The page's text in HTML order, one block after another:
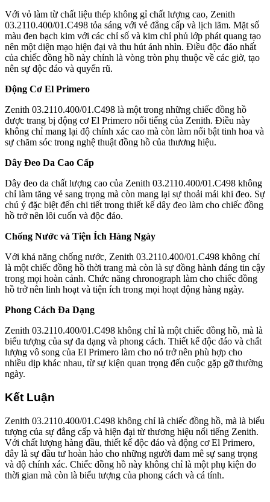
Với vỏ làm từ chất liệu thép không gỉ chất lượng cao, Zenith
03.2110.400/01.C498 tỏa sáng với vẻ đẳng cấp và lịch lãm. Mặt số
màu đen bạch kim với các chỉ số và kim chỉ phủ lớp phát quang tạo
nên một diện mạo hiện đại và thu hút ánh nhìn. Điều độc đáo nhất
của chiếc đồng hồ này chính là vòng tròn phụ thuộc về các giờ, tạo
nên sự độc đáo và quyến rũ.
Động Cơ El Primero
Zenith 03.2110.400/01.C498 là một trong những chiếc đồng hồ
được trang bị động cơ El Primero nổi tiếng của Zenith. Điều này
không chỉ mang lại độ chính xác cao mà còn làm nổi bật tinh hoa và
sự chăm sóc trong nghệ thuật đồng hồ của thương hiệu.
Dây Đeo Da Cao Cấp
Dây đeo da chất lượng cao của Zenith 03.2110.400/01.C498 không
chỉ làm tăng vẻ sang trọng mà còn mang lại sự thoải mái khi đeo. Sự
chú ý đặc biệt đến chi tiết trong thiết kế dây đeo làm cho chiếc đồng
hồ trở nên lôi cuốn và độc đáo.
Chống Nước và Tiện Ích Hàng Ngày
Với khả năng chống nước, Zenith 03.2110.400/01.C498 không chỉ
là một chiếc đồng hồ thời trang mà còn là sự đồng hành đáng tin cậy
trong mọi hoàn cảnh. Chức năng chronograph làm cho chiếc đồng
hồ trở nên linh hoạt và tiện ích trong mọi hoạt động hàng ngày.
Phong Cách Đa Dạng
Zenith 03.2110.400/01.C498 không chỉ là một chiếc đồng hồ, mà là
biểu tượng của sự đa dạng và phong cách. Thiết kế độc đáo và chất
lượng vô song của El Primero làm cho nó trở nên phù hợp cho
nhiều dịp khác nhau, từ sự kiện quan trọng đến cuộc gặp gỡ thường
ngày.
Kết Luận
Zenith 03.2110.400/01.C498 không chỉ là chiếc đồng hồ, mà là biểu
tượng của sự đẳng cấp và hiện đại từ thương hiệu nổi tiếng Zenith.
Với chất lượng hàng đầu, thiết kế độc đáo và động cơ El Primero,
đây là sự đầu tư hoàn hảo cho những người đam mê sự sang trọng
và độ chính xác. Chiếc đồng hồ này không chỉ là một phụ kiện đo
thời gian mà còn là biểu tượng của phong cách và cá tính.